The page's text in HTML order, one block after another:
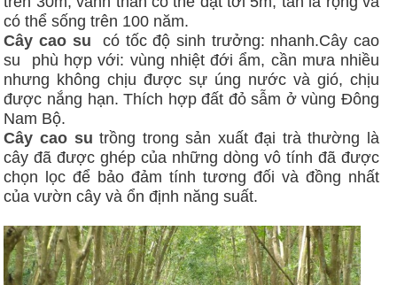
có thể sống trên 100 năm.
Cây cao su có tốc độ sinh trưởng: nhanh.Cây cao
su phù hợp với: vùng nhiệt đới ẩm, cần mưa nhiều
nhưng không chịu được sự úng nước và gió, chịu
được nắng hạn. Thích hợp đất đỏ sẫm ở vùng Đông
Nam Bộ.
Cây cao su trồng trong sản xuất đại trà thường là
cây đã được ghép của những dòng vô tính đã được
chọn lọc để bảo đảm tính tương đối và đồng nhất
của vườn cây và ổn định năng suất.